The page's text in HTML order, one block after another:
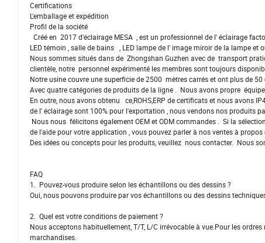
Certifications
L'emballage et expédition
Profil de la société
Créé en 2017 d'éclairage MESA , est un professionnel de l' éclairage
LED témoin , salle de bains , LED lampe de l' image miroir de la lampe
Nous sommes situés dans de Zhongshan Guzhen avec de transport
clientèle, notre personnel expérimenté les membres sont toujours
Notre usine couvre une superficie de 2500 mètres carrés et ont plus de 50
Avec quatre catégories de produits de la ligne . Nous avons propre
En outre, nous avons obtenu ce,ROHS,ERP de certificats et nous
de l' éclairage sont 100% pour l'exportation , nous vendons nos produits
Nous nous félicitons également OEM et ODM commandes . Si la
de l'aide pour votre application , vous pouvez parler à nos ventes à
Des idées ou concepts pour les produits, veuillez nous contacter. Nous
FAQ
1. Pouvez-vous produire selon les échantillons ou des dessins ?
Oui, nous pouvons produire par vos échantillons ou des dessins
2. Quel est votre conditions de paiement ?
Nous acceptons habituellement, T/T, L/C irrévocable à vue.Pour les
marchandises.